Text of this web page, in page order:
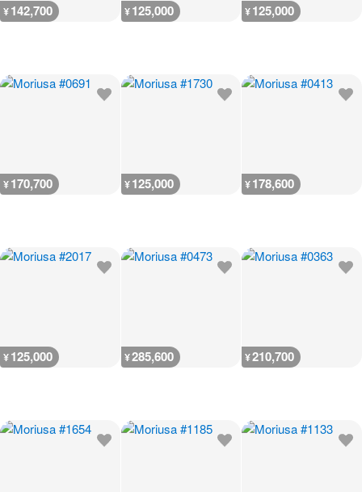
¥142,700 ¥125,000 ¥125,000
¥170,700 ¥125,000 ¥178,600
¥125,000 ¥285,600 ¥210,700